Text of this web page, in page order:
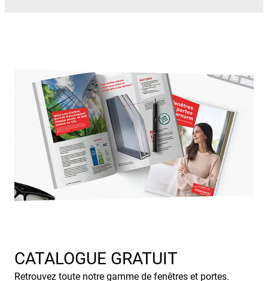
CATALOGUE GRATUIT
Retrouvez toute notre gamme de fenêtres et portes.